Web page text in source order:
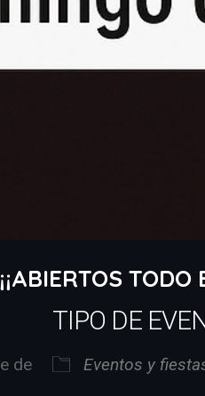
de
TIPO DE
Eventos y